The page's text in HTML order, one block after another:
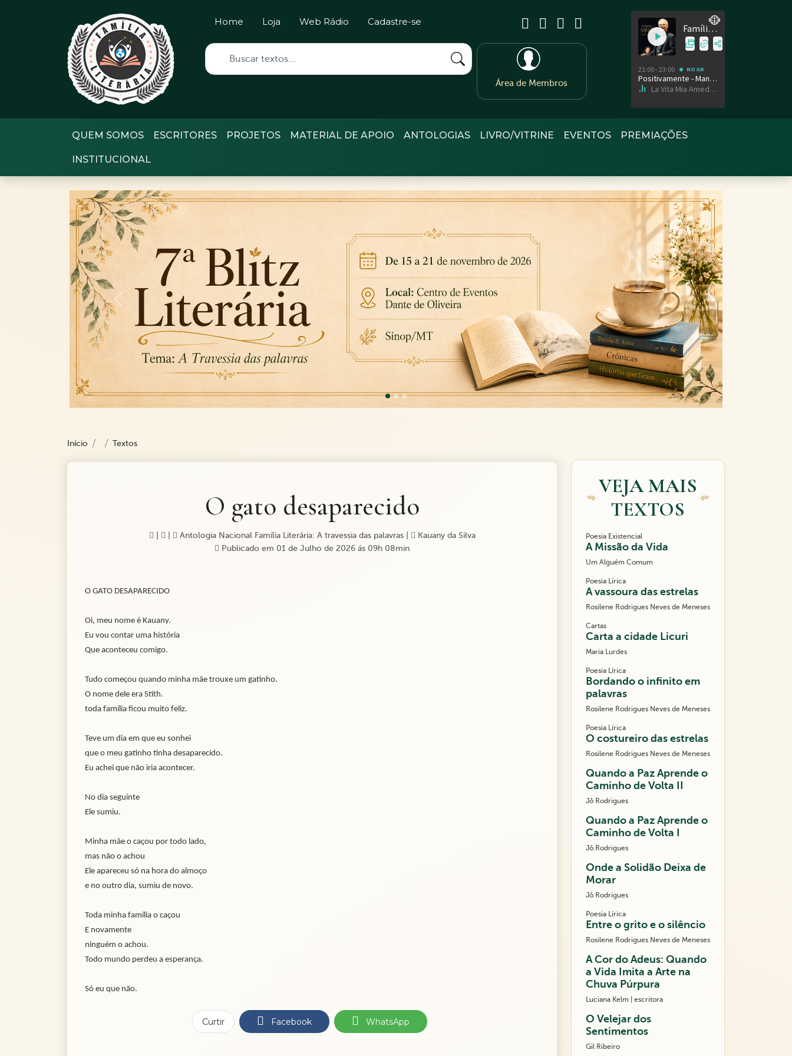
Home Loja Web Rádio Cadastre-se
Área de Membros
QUEM SOMOS ESCRITORES PROJETOS MATERIAL DE APOIO ANTOLOGIAS LIVRO/VITRINE EVENTOS PREMIAÇÕES
INSTITUCIONAL
Previous Next
Início Textos
O gato desaparecido
Antologia Nacional Família Literária: A travessia das palavras|
Kauany da Silva
Publicado em 01 de Julho de 2026 ás 09h 08min
O GATO DESAPARECIDO
Oi, meu nome é Kauany.
Eu vou contar uma história
Que aconteceu comigo.
Tudo começou quando minha mãe trouxe um gatinho.
O nome dele era Stith.
toda família ficou muito feliz.
Teve um dia em que eu sonhei
que o meu gatinho tinha desaparecido.
Eu achei que não iria acontecer.
No dia seguinte
Ele sumiu.
Minha mãe o caçou por todo lado,
mas não o achou
Ele apareceu só na hora do almoço
e no outro dia, sumiu de novo.
Toda minha família o caçou
E novamente
ninguém o achou.
Todo mundo perdeu a esperança.
Só eu que não.
Curtir Facebook WhatsApp
VEJA MAIS
TEXTOS
Poesia Existencial
A Missão da Vida
Um Alguém Comum
Poesia Lírica
A vassoura das estrelas
Rosilene Rodrigues Neves de Meneses
Cartas
Carta a cidade Licuri
Maria Lurdes
Poesia Lírica
Bordando o infinito em
palavras
Rosilene Rodrigues Neves de Meneses
Poesia Lírica
O costureiro das estrelas
Rosilene Rodrigues Neves de Meneses
Quando a Paz Aprende o
Caminho de Volta II
Jô Rodrigues
Quando a Paz Aprende o
Caminho de Volta I
Jô Rodrigues
Onde a Solidão Deixa de
Morar
Jô Rodrigues
Poesia Lírica
Entre o grito e o silêncio
Rosilene Rodrigues Neves de Meneses
A Cor do Adeus: Quando
a Vida Imita a Arte na
Chuva Púrpura
Luciana Kelm | escritora
O Velejar dos
Sentimentos
Gil Ribeiro